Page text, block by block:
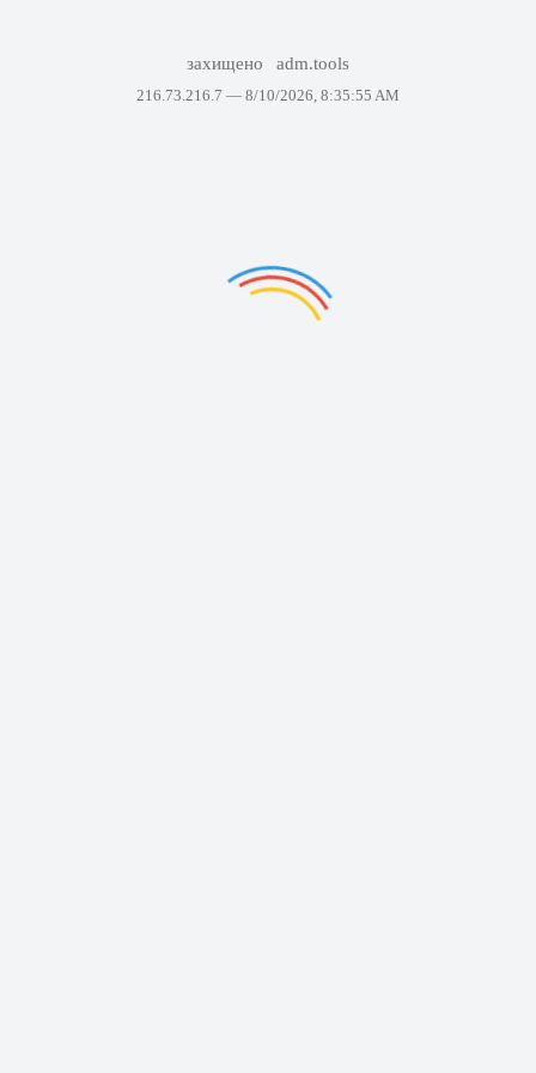
захищено adm.tools
216.73.216.7 — 8/10/2026, 8:35:55 AM